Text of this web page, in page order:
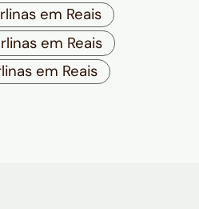
em Reais
em Reais
em Reais